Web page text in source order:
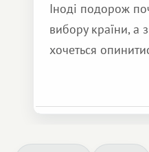
Іноді подорож
вибору країни, а
хочеться